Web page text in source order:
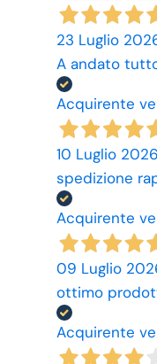
23 Luglio
A andato
Acquirente
10 Luglio 2026
spedizione
Acquirente
09 Luglio
ottimo
Acquirente